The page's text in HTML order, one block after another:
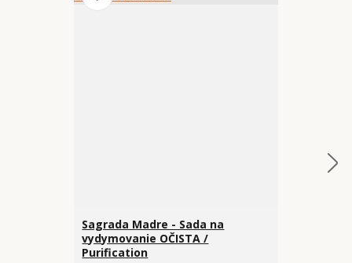
Sagrada Madre - Sada na
vydymovanie OČISTA /
Purification